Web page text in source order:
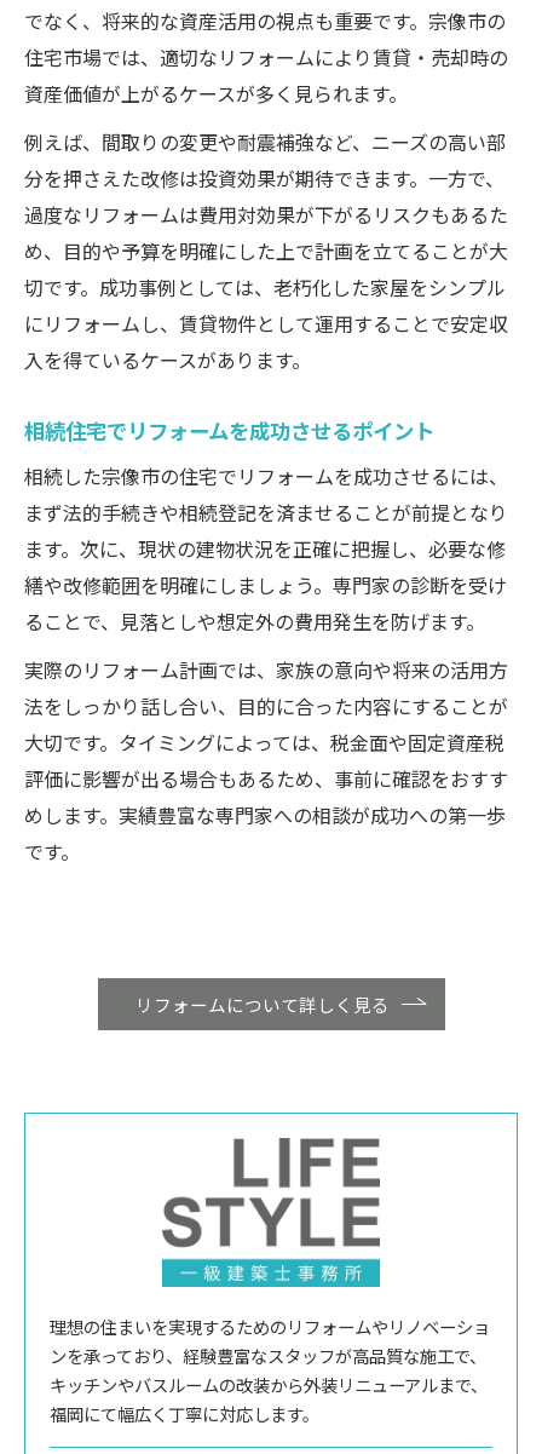
でなく、将来的な資産活用の視点も重要です。宗像市の
住宅市場では、適切なリフォームにより賃貸・売却時の
資産価値が上がるケースが多く見られます。
例えば、間取りの変更や耐震補強など、ニーズの高い部
分を押さえた改修は投資効果が期待できます。一方で、
過度なリフォームは費用対効果が下がるリスクもあるた
め、目的や予算を明確にした上で計画を立てることが大
切です。成功事例としては、老朽化した家屋をシンプル
にリフォームし、賃貸物件として運用することで安定収
入を得ているケースがあります。
相続住宅でリフォームを成功させるポイント
相続した宗像市の住宅でリフォームを成功させるには、
まず法的手続きや相続登記を済ませることが前提となり
ます。次に、現状の建物状況を正確に把握し、必要な修
繕や改修範囲を明確にしましょう。専門家の診断を受け
ることで、見落としや想定外の費用発生を防げます。
実際のリフォーム計画では、家族の意向や将来の活用方
法をしっかり話し合い、目的に合った内容にすることが
大切です。タイミングによっては、税金面や固定資産税
評価に影響が出る場合もあるため、事前に確認をおすす
めします。実績豊富な専門家への相談が成功への第一歩
です。
リフォームについて詳しく見る
理想の住まいを実現するためのリフォームやリノベーショ
ンを承っており、経験豊富なスタッフが高品質な施工で、
キッチンやバスルームの改装から外装リニューアルまで、
福岡にて幅広く丁寧に対応します。